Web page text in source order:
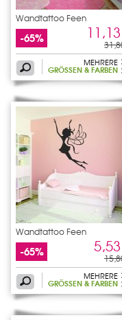
Wandtattoo Feen
-65%
MEHRERE
GRÖSSEN & FARBEN
Wandtattoo Feen
-65%
MEHRERE
GRÖSSEN & FARBEN